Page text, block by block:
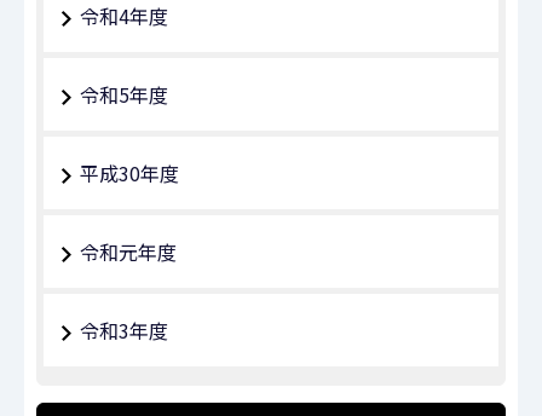
令和4年度
令和5年度
平成30年度
令和元年度
令和3年度